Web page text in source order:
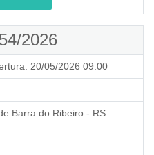
2026
20/05/2026 09:00
Barra do Ribeiro - RS